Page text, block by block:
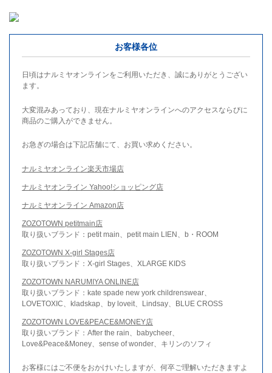
お客様各位
日頃はナルミヤオンラインをご利用いただき、誠にありがとうござい
ます。
大変混みあっており、現在ナルミヤオンラインへのアクセスならびに
商品のご購入ができません。
お急ぎの場合は下記店舗にて、お買い求めください。
ナルミヤオンライン楽天市場店
ナルミヤオンライン Yahoo!ショッピング店
ナルミヤオンライン Amazon店
ZOZOTOWN petitmain店
取り扱いブランド：petit main、petit main LIEN、b・ROOM
ZOZOTOWN X-girl Stages店
取り扱いブランド：X-girl Stages、XLARGE KIDS
ZOZOTOWN NARUMIYA ONLINE店
取り扱いブランド：kate spade new york childrenswear、
LOVETOXIC、kladskap、by loveit、Lindsay、BLUE CROSS
ZOZOTOWN LOVE&PEACE&MONEY店
取り扱いブランド：After the rain、babycheer、
Love&Peace&Money、sense of wonder、キリンのソフィ
お客様にはご不便をおかけいたしますが、何卒ご理解いただきますよ